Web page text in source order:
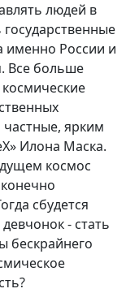
людей в
именно России и
Все больше
ярким
Илона Маска.
космос
сбудется
- стать
бескрайнего